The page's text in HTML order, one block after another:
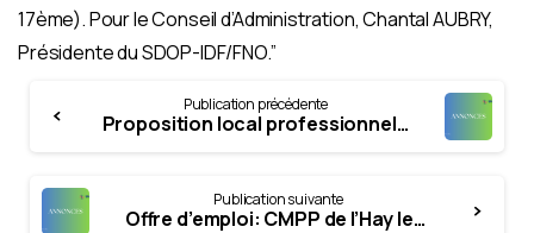
17ème). Pour le Conseil d’Administration, Chantal AUBRY,
Présidente du SDOP-IDF/FNO.”
Reading
Publication précédente
Proposition local professionnel. Dourdan (Essonne) (parution mai 2022)
Publication suivante
Offre d’emploi: CMPP de l’Hay les Roses. Dép 94 (parution 2022)